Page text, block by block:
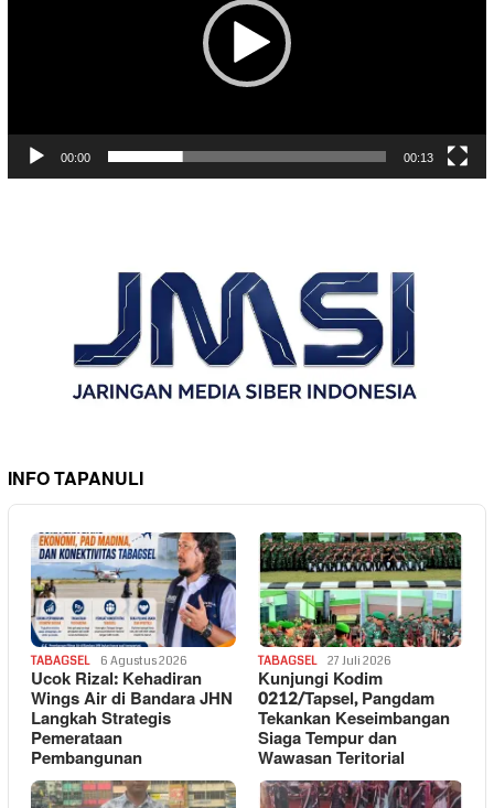
00:00 00:13
INFO TAPANULI
TABAGSEL 6 Agustus 2026
Ucok Rizal: Kehadiran
Wings Air di Bandara JHN
Langkah Strategis
Pemerataan
Pembangunan
TABAGSEL 27 Juli 2026
Kunjungi Kodim
0212/Tapsel, Pangdam
Tekankan Keseimbangan
Siaga Tempur dan
Wawasan Teritorial